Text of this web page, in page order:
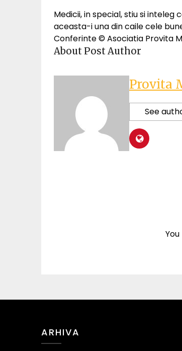
Medicii, in special, stiu si
aceasta-i una din caile cele
Conferinte © Asociatia Provita
About Post Author
Provita
See
ARHIVA